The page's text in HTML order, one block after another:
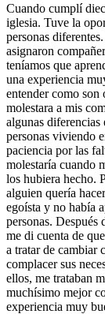
Cuando cumplí
iglesia. Tuve la
personas
asignaron
teníamos que
una experiencia
entender como son
molestara a mis
algunas
personas viviendo
paciencia por las
molestaría cuando
los hubiera hecho.
alguien quería
egoísta y no había
personas. Después
me di cuenta de
a tratar de cambiar
complacer sus
ellos, me trataban
muchísimo mejor
experiencia muy